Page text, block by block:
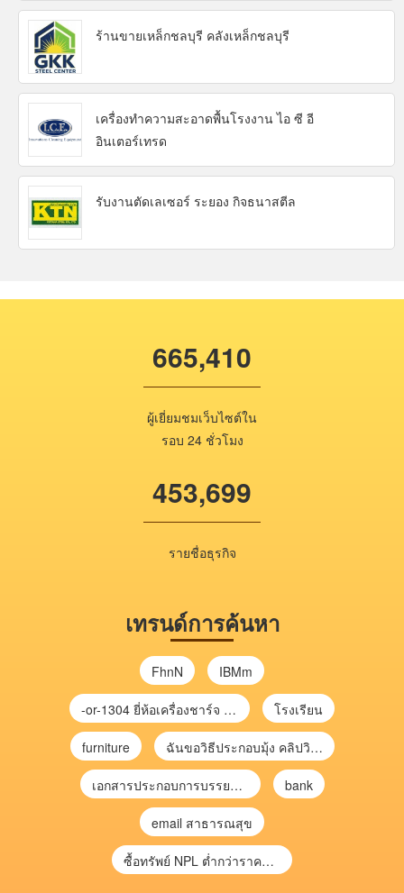
ร้านขายเหล็กชลบุรี คลังเหล็กชลบุรี
เครื่องทำความสะอาดพื้นโรงงาน ไอ ซี อี
อินเตอร์เทรด
รับงานตัดเลเซอร์ ระยอง กิจธนาสตีล
665,410
ผู้เยี่ยมชมเว็บไซต์ใน
รอบ 24 ชั่วโมง
453,699
รายชื่อธุรกิจ
เทรนด์การค้นหา
FhnN IBMm
-or-1304 ยี่ห้อเครื่องชาร์จ chargecore โรงเรียน
furniture ฉันขอวิธีประกอบมุ้ง คลิปวิดีโอ การประกอบมุ้ง
เอกสารประกอบการบรรยาย การประเมินความเสี่ยงเพื่อวางแผนการตรวจสอบ \ bank
email สาธารณสุข
ซื้อทรัพย์ NPL ต่ำกว่าราคาตลาด 30-70% แบบไม่ต้องไปประมูล”